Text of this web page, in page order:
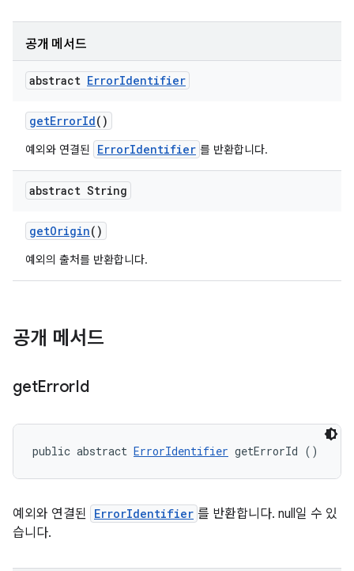
공개 메서드
abstract ErrorIdentifier
getErrorId()
예외와 연결된 ErrorIdentifier 를 반환합니다.
abstract String
getOrigin()
예외의 출처를 반환합니다.
공개 메서드
getErrorId
public abstract ErrorIdentifier getErrorId ()
예외와 연결된 ErrorIdentifier 를 반환합니다. null일 수 있
습니다.